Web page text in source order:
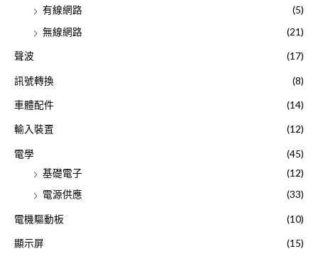
有線網路
(5)
無線網路
(21)
聲波 (17)
訊號轉換 (8)
車體配件 (14)
輸入裝置 (12)
電學
(45)
基礎電子
(12)
電源供應
(33)
電機驅動板 (10)
顯示屏 (15)